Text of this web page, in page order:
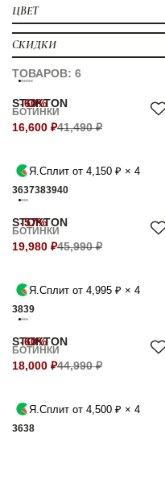
ЦВЕТ
СКИДКИ
ТОВАРОВ: 6
-60%
STOKTON
БОТИНКИ
16,600 ₽41,490 ₽
Я.Сплит от 4,150 ₽ × 4
3637383940
-57%
STOKTON
БОТИНКИ
19,980 ₽45,990 ₽
Я.Сплит от 4,995 ₽ × 4
3839
-60%
STOKTON
БОТИНКИ
18,000 ₽44,990 ₽
Я.Сплит от 4,500 ₽ × 4
3638